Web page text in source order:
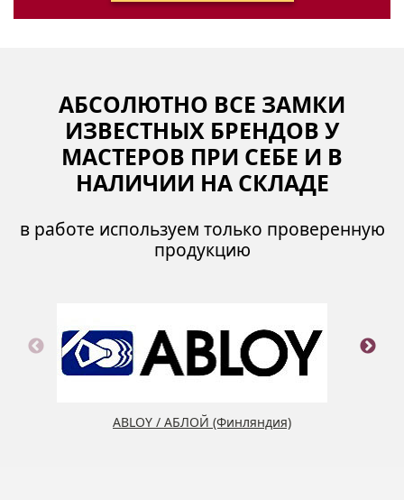
АБСОЛЮТНО ВСЕ ЗАМКИ
ИЗВЕСТНЫХ БРЕНДОВ У
МАСТЕРОВ ПРИ СЕБЕ И В
НАЛИЧИИ НА СКЛАДЕ
в работе используем только проверенную
продукцию
ABLOY / АБЛОЙ (Финляндия)